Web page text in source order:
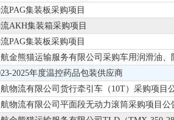
PAG集装板采购项目
AKH集装箱采购项目
PAG集装板采购项目
金熊猫运输服务有限公司采购车用润滑油、
2025年度温控药品包装供应商
物流有限公司货行牵引车（10T）采购项目
物流有限公司平面段无动力滚筒采购项目公